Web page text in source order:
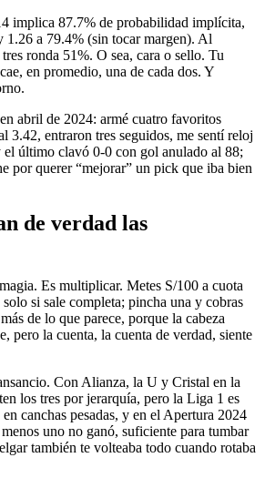
implica 87.7% de probabilidad implícita,
1.26 a 79.4% (sin tocar margen). Al
ronda 51%. O sea, cara o sello. Tu
en promedio, una de cada dos. Y
abril de 2024: armé cuatro favoritos
3.42, entraron tres seguidos, me sentí reloj
último clavó 0-0 con gol anulado al 88;
por querer “mejorar” un pick que iba bien
de verdad las
Es multiplicar. Metes S/100 a cuota
si sale completa; pincha una y cobras
de lo que parece, porque la cabeza
pero la cuenta, la cuenta de verdad, siente
Con Alianza, la U y Cristal en la
los tres por jerarquía, pero la Liga 1 es
canchas pesadas, y en el Apertura 2024
uno no ganó, suficiente para tumbar
también te volteaba todo cuando rotaba